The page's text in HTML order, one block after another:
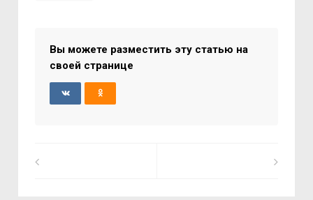
Вы можете разместить эту статью на
своей странице